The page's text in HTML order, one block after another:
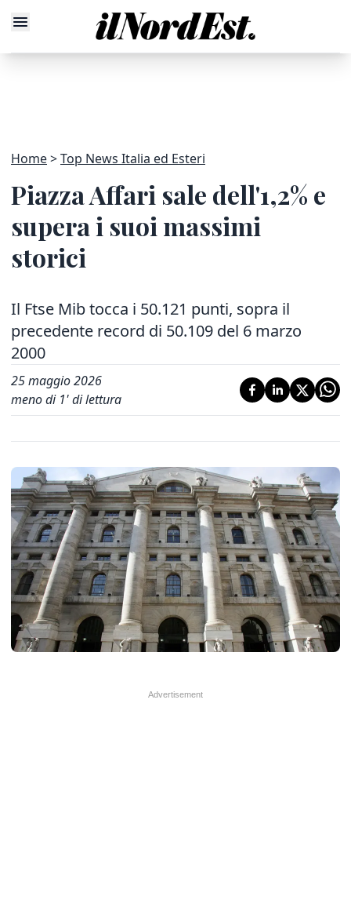
Home Top News Italia ed Esteri
Piazza Affari sale dell'1,2% e
supera i suoi massimi
storici
Il Ftse Mib tocca i 50.121 punti, sopra il
precedente record di 50.109 del 6 marzo
2000
25 maggio 2026
meno di 1' di lettura